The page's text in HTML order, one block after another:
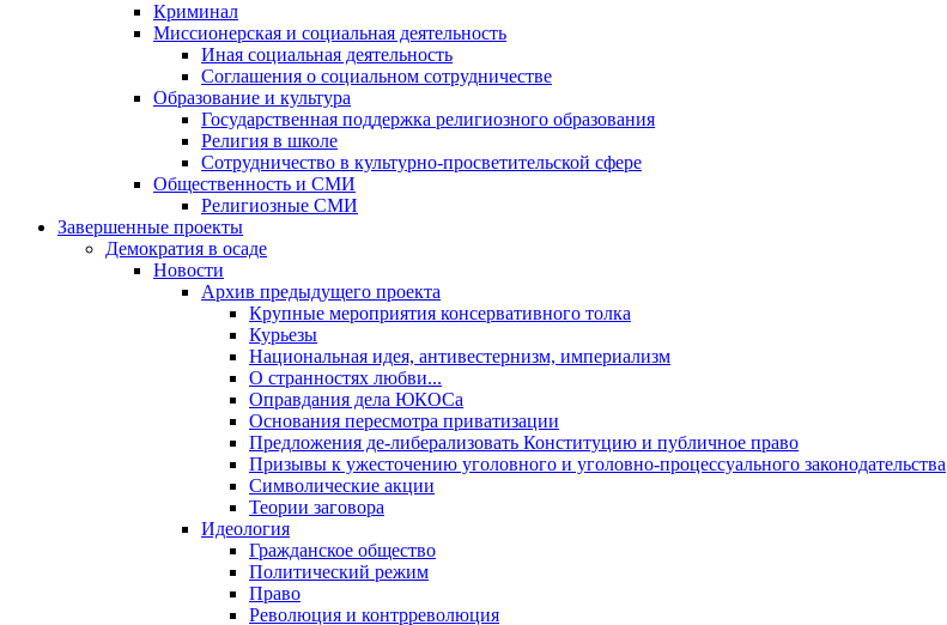
Криминал
Миссионерская и социальная деятельность
Иная социальная деятельность
Соглашения о социальном сотрудничестве
Образование и культура
Государственная поддержка религиозного образования
Религия в школе
Сотрудничество в культурно-просветительской сфере
Общественность и СМИ
Религиозные СМИ
Завершенные проекты
Демократия в осаде
Новости
Архив предыдущего проекта
Крупные мероприятия консервативного толка
Курьезы
Национальная идея, антивестернизм, империализм
О странностях любви...
Оправдания дела ЮКОСа
Основания пересмотра приватизации
Предложения де-либерализовать Конституцию и публичное право
Призывы к ужесточению уголовного и уголовно-процессуального законодательства
Символические акции
Теории заговора
Идеология
Гражданское общество
Политический режим
Право
Революция и контрреволюция